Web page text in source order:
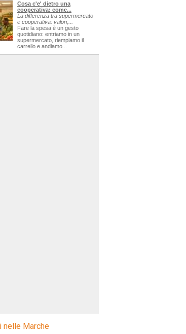
Cosa c'e' dietro una
cooperativa: come...
La differenza tra supermercato
e cooperativa: valori,...
Fare la spesa è un gesto
quotidiano: entriamo in un
supermercato, riempiamo il
carrello e andiamo...
nelle Marche